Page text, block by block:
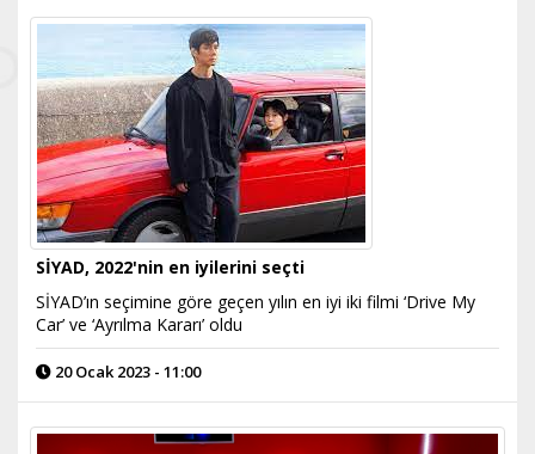
SİYAD, 2022'nin en iyilerini seçti
SİYAD’ın seçimine göre geçen yılın en iyi iki filmi ‘Drive My
Car’ ve ‘Ayrılma Kararı’ oldu
20 Ocak 2023 - 11:00